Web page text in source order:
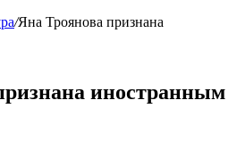
/Яна Троянова признана
иностранным